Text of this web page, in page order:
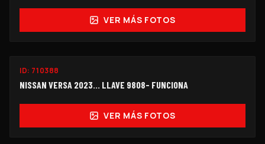
VER MÁS FOTOS
ID: 710388
NISSAN VERSA 2023... LLAVE 9808- FUNCIONA
VER MÁS FOTOS